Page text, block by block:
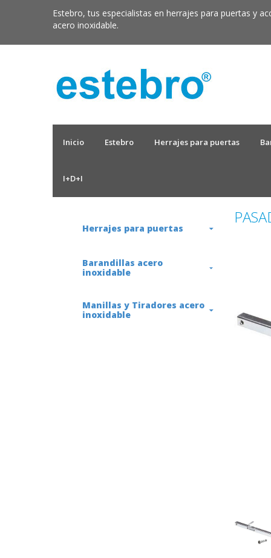
Estebro, tus especialistas en herrajes para puertas y
acero inoxidable.
Inicio Estebro Herrajes para puertas
I+D+I
Herrajes para puertas
Barandillas acero
inoxidable
Manillas y Tiradores acero
inoxidable